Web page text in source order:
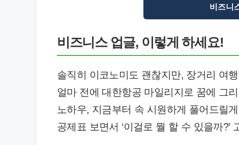
비즈니
비즈니스 업글, 이렇게 하세요!
솔직히 이코노미도 괜찮지만, 장거리 여
얼마 전에 대한항공 마일리지로 꿈에 그
노하우, 지금부터 속 시원하게 풀어드릴
공제표 보면서 ‘이걸로 뭘 할 수 있을까?’